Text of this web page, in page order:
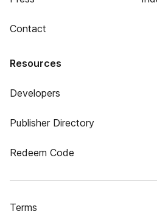
Contact
Resources
Developers
Publisher Directory
Redeem Code
Terms